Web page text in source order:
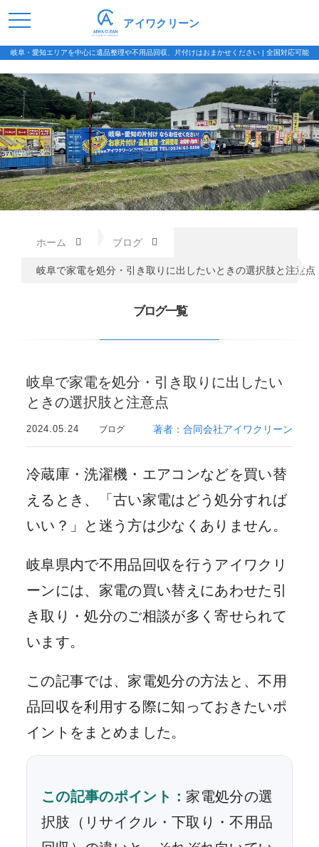
岐阜・愛知エリアを中心に遺品整理や不用品回収、片付けはおまかせください | 全国対応可能
アイワクリーン
ホーム ブログ
岐阜で家電を処分・引き取りに出したいときの選択肢と注意点
ブログ一覧
岐阜で家電を処分・引き取りに出したい
ときの選択肢と注意点
2024.05.24 ブログ 著者：合同会社アイワクリーン
冷蔵庫・洗濯機・エアコンなどを買い替
えるとき、「古い家電はどう処分すれば
いい？」と迷う方は少なくありません。
岐阜県内で不用品回収を行うアイワクリ
ーンには、家電の買い替えにあわせた引
き取り・処分のご相談が多く寄せられて
います。
この記事では、家電処分の方法と、不用
品回収を利用する際に知っておきたいポ
イントをまとめました。
この記事のポイント： 家電処分の選
択肢（リサイクル・下取り・不用品